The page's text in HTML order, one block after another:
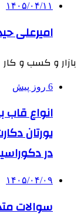
۱۴۰۵/۰۴/۱۱
امیرعلی
بازار و کسب و کار
6 روز پیش
انواع قاب
یورتان
در
۱۴۰۵/۰۴/۰۹
سوالات